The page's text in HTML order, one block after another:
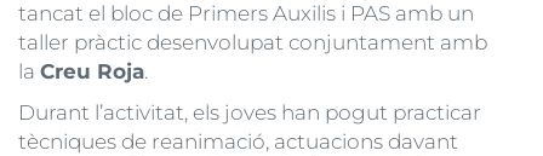
tancat el bloc de Primers Auxilis i PAS amb un
taller pràctic desenvolupat conjuntament amb
la Creu Roja.
Durant l’activitat, els joves han pogut practicar
tècniques de reanimació, actuacions davant